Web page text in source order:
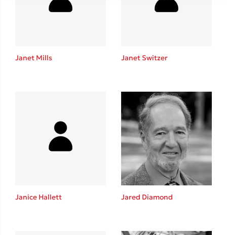
Janet Mills Janet Switzer
Janice Hallett Jared Diamond